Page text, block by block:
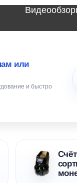
или
и быстро